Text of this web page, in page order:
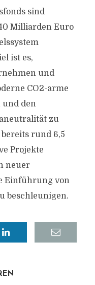
sind
Milliarden Euro
ist es,
und
CO2-arme
und den
zu
rund 6,5
Projekte
neuer
Einführung von
beschleunigen.